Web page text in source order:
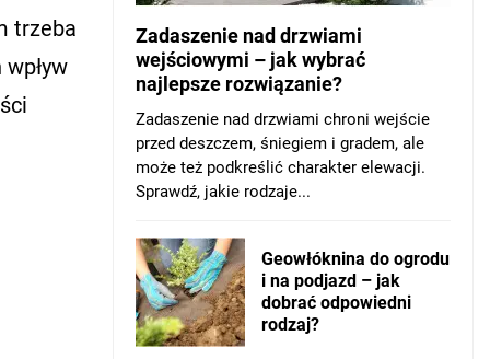
trzeba
Zadaszenie nad drzwiami
wejściowymi – jak wybrać
najlepsze rozwiązanie?
Zadaszenie nad drzwiami chroni wejście
przed deszczem, śniegiem i gradem, ale
może też podkreślić charakter elewacji.
Sprawdź, jakie rodzaje...
Geowłóknina do ogrodu
i na podjazd – jak
dobrać odpowiedni
rodzaj?